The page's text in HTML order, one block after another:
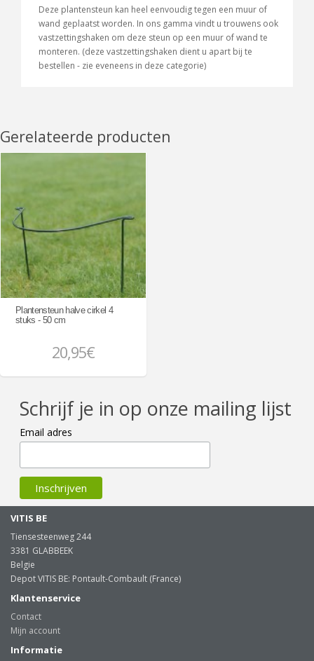
Deze plantensteun kan heel eenvoudig tegen een muur of
wand geplaatst worden. In ons gamma vindt u trouwens ook
vastzettingshaken om deze steun op een muur of wand te
monteren. (deze vastzettingshaken dient u apart bij te
bestellen - zie eveneens in deze categorie)
Gerelateerde producten
Plantensteun halve cirkel 4
stuks - 50 cm
20,95€
Schrijf je in op onze mailing lijst
Email adres
VITIS BE
Tiensesteenweg 244
3381 GLABBEEK
Belgie
Depot VITIS BE: Pontault-Combault (France)
Klantenservice
Contact
Mijn account
Informatie